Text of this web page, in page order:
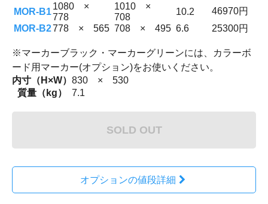
MOR-B1
1080 ×
778
1010 ×
708
10.2
46970円
MOR-B2778 × 565 708 × 495 6.6 25300円
※マーカーブラック・マーカーグリーンには、カラーボ
ード用マーカー(オプション)をお使いください。
内寸（H×W） 830 × 530
質量（kg）
7.1
SOLD OUT
オプションの値段詳細